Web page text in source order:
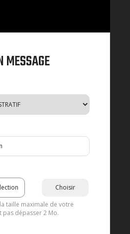
MESSAGE
taille maximale de votre
dépasser 2 Mo.